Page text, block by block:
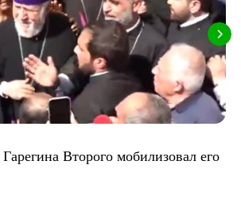
Второго мобилизовал его